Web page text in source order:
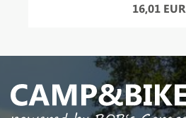
16,01 EUR